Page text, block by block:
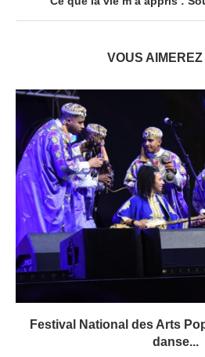
VOUS AIMEREZ
Festival National des Arts
danse...